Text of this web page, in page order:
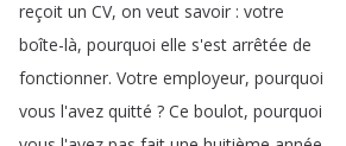
reçoit un CV, on veut savoir : votre
boîte-là, pourquoi elle s'est arrêtée de
fonctionner. Votre employeur, pourquoi
vous l'avez quitté ? Ce boulot, pourquoi